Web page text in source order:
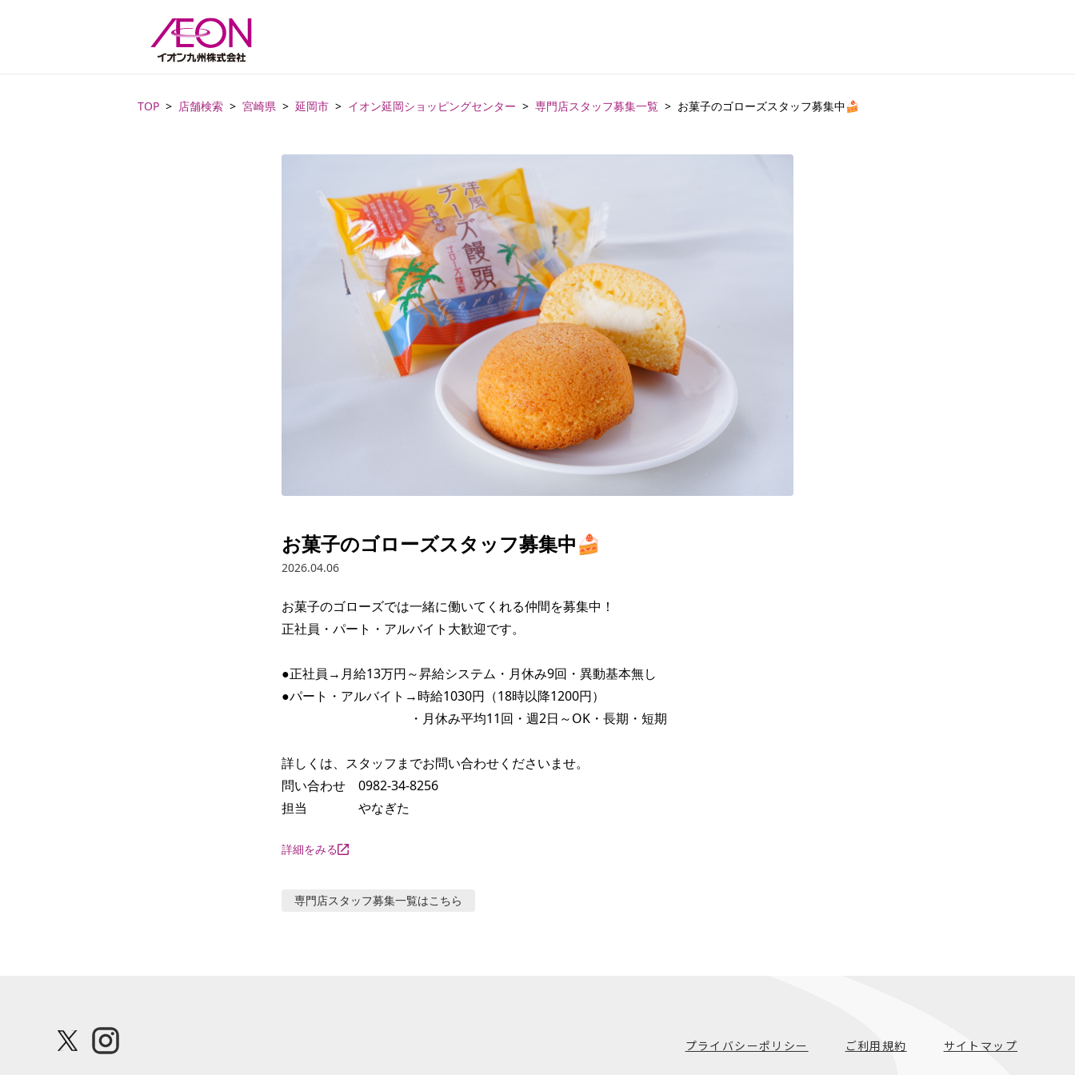
TOP 店舗検索 宮崎県 延岡市 イオン延岡ショッピングセンター 専門店スタッフ募集一覧 お菓子のゴローズスタッフ募集中🍰
お菓子のゴローズスタッフ募集中🍰
2026.04.06
お菓子のゴローズでは一緒に働いてくれる仲間を募集中！
正社員・パート・アルバイト大歓迎です。
●正社員→月給13万円～昇給システム・月休み9回・異動基本無し
●パート・アルバイト→時給1030円（18時以降1200円）
・月休み平均11回・週2日～OK・長期・短期
詳しくは、スタッフまでお問い合わせくださいませ。
問い合わせ　0982-34-8256
担当　　　　やなぎた
詳細をみる
専門店スタッフ募集一覧はこちら
プライバシーポリシー ご利用規約 サイトマップ